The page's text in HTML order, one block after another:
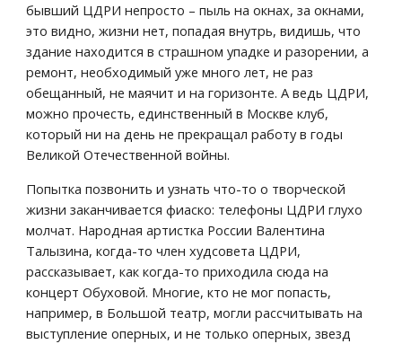
бывший ЦДРИ непросто – пыль на окнах, за окнами,
это видно, жизни нет, попадая внутрь, видишь, что
здание находится в страшном упадке и разорении, а
ремонт, необходимый уже много лет, не раз
обещанный, не маячит и на горизонте. А ведь ЦДРИ,
можно прочесть, единственный в Москве клуб,
который ни на день не прекращал работу в годы
Великой Отечественной войны.
Попытка позвонить и узнать что-то о творческой
жизни заканчивается фиаско: телефоны ЦДРИ глухо
молчат. Народная артистка России Валентина
Талызина, когда-то член худсовета ЦДРИ,
рассказывает, как когда-то приходила сюда на
концерт Обуховой. Многие, кто не мог попасть,
например, в Большой театр, могли рассчитывать на
выступление оперных, и не только оперных, звезд